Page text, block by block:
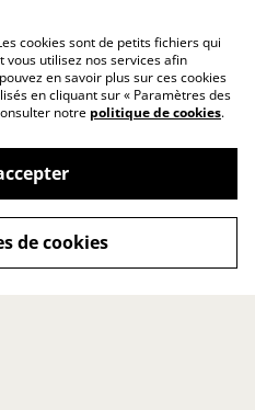
générales
cookies
de
légales
cookies sont de petits fichiers qui
utilisez nos services afin
en savoir plus sur ces cookies
en cliquant sur « Paramètres des
notre politique de cookies.
de cookies